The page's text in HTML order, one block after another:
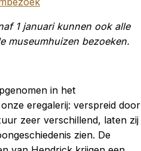
1 januari kunnen ook alle
museumhuizen bezoeken.
in het
eregalerij: verspreid door
zeer verschillend, laten zij
zien. De